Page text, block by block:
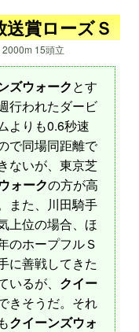
送賞ローズＳ
2000m 15頭立
ズウォークとす
行われたダービ
よりも0.6秒速
で同場同距離で
ないが、東京芝
ォークの方が高
また、川田騎手
上位の場合、ほ
のホープフルＳ
に善戦してきた
るが、 クイー
きそうだ。それ
クイーンズウォ